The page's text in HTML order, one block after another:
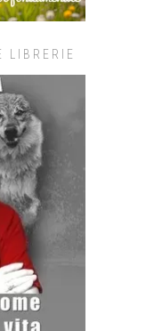
LIBRERIE